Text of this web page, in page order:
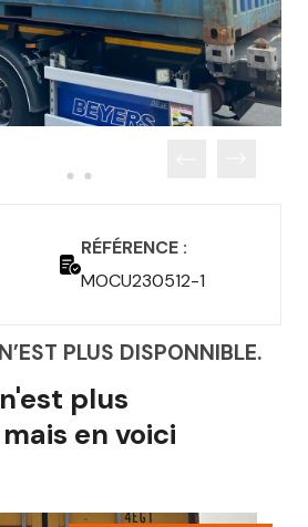
RÉFÉRENCE :
MOCU230512-1
PLUS DISPONNIBLE.
plus
en voici